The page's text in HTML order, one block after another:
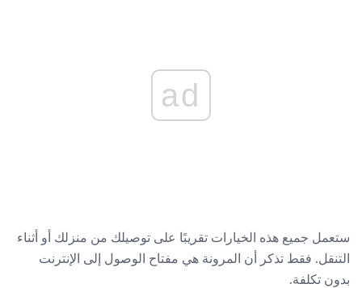
ad
ستعمل جميع هذه الخيارات تقريبًا على توصيلك من منزلك أو أثناء
التنقل. فقط تذكر أن المرونة هي مفتاح الوصول إلى الإنترنت
بدون تكلفة.